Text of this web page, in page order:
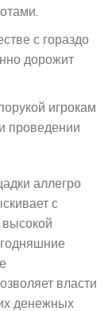
с гораздо
дорожит
игрокам
проведении
аллегро
с
высокой
власти
денежных